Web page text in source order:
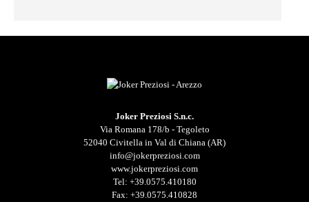
Joker Preziosi S.n.c.
Via Romana 178/b - Tegoleto
52040 Civitella in Val di Chiana (AR)
info@jokerpreziosi.com
www.jokerpreziosi.com
Tel: +39.0575.410180
Fax: +39.0575.410828